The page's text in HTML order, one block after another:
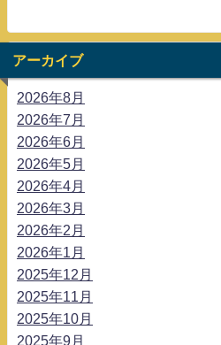
アーカイブ
2026年8月
2026年7月
2026年6月
2026年5月
2026年4月
2026年3月
2026年2月
2026年1月
2025年12月
2025年11月
2025年10月
2025年9月